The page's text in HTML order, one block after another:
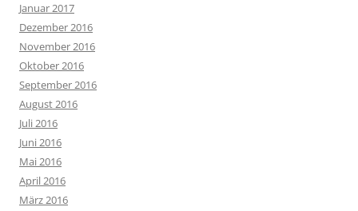
Januar 2017
Dezember 2016
November 2016
Oktober 2016
September 2016
August 2016
Juli 2016
Juni 2016
Mai 2016
April 2016
März 2016